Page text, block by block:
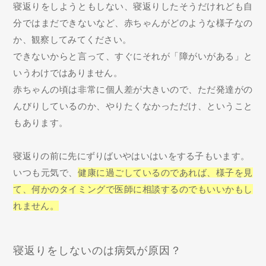
寝返りをしようともしない、寝返りしたそうだけれども自
分ではまだできないなど、赤ちゃんがどのような様子なの
か、観察してみてください。
できないからと言って、すぐにそれが「障がいがある」と
いうわけではありません。
赤ちゃんの頃は非常に個人差が大きいので、ただ発達がの
んびりしているのか、やりたくなかっただけ、ということ
もあります。
寝返りの前に先にずりばいやはいはいをする子もいます。
いつも元気で、健康に過ごしているのであれば、様子を見
て、何かのタイミングで医師に相談するのでもいいかもし
れません。
寝返りをしないのは病気が原因？